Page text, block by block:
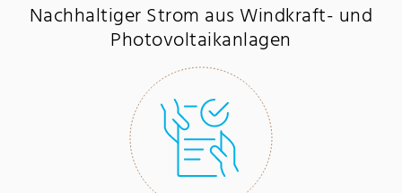
Nachhaltiger Strom aus Windkraft- und
Photovoltaikanlagen